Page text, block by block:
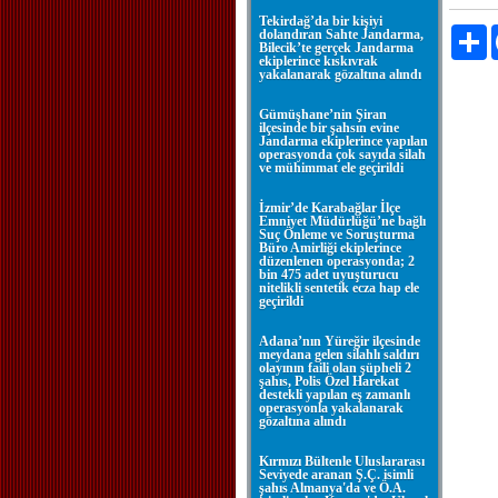
Tekirdağ’da bir kişiyi
dolandıran Sahte Jandarma,
Bilecik’te gerçek Jandarma
ekiplerince kıskıvrak
yakalanarak gözaltına alındı
Gümüşhane’nin Şiran
ilçesinde bir şahsın evine
Jandarma ekiplerince yapılan
operasyonda çok sayıda silah
ve mühimmat ele geçirildi
İzmir’de Karabağlar İlçe
Emniyet Müdürlüğü’ne bağlı
Suç Önleme ve Soruşturma
Büro Amirliği ekiplerince
düzenlenen operasyonda; 2
bin 475 adet uyuşturucu
nitelikli sentetik ecza hap ele
geçirildi
Adana’nın Yüreğir ilçesinde
meydana gelen silahlı saldırı
olayının faili olan şüpheli 2
şahıs, Polis Özel Harekat
destekli yapılan eş zamanlı
operasyonla yakalanarak
gözaltına alındı
Kırmızı Bültenle Uluslararası
Seviyede aranan Ş.Ç. isimli
şahıs Almanya'da ve Ö.A.